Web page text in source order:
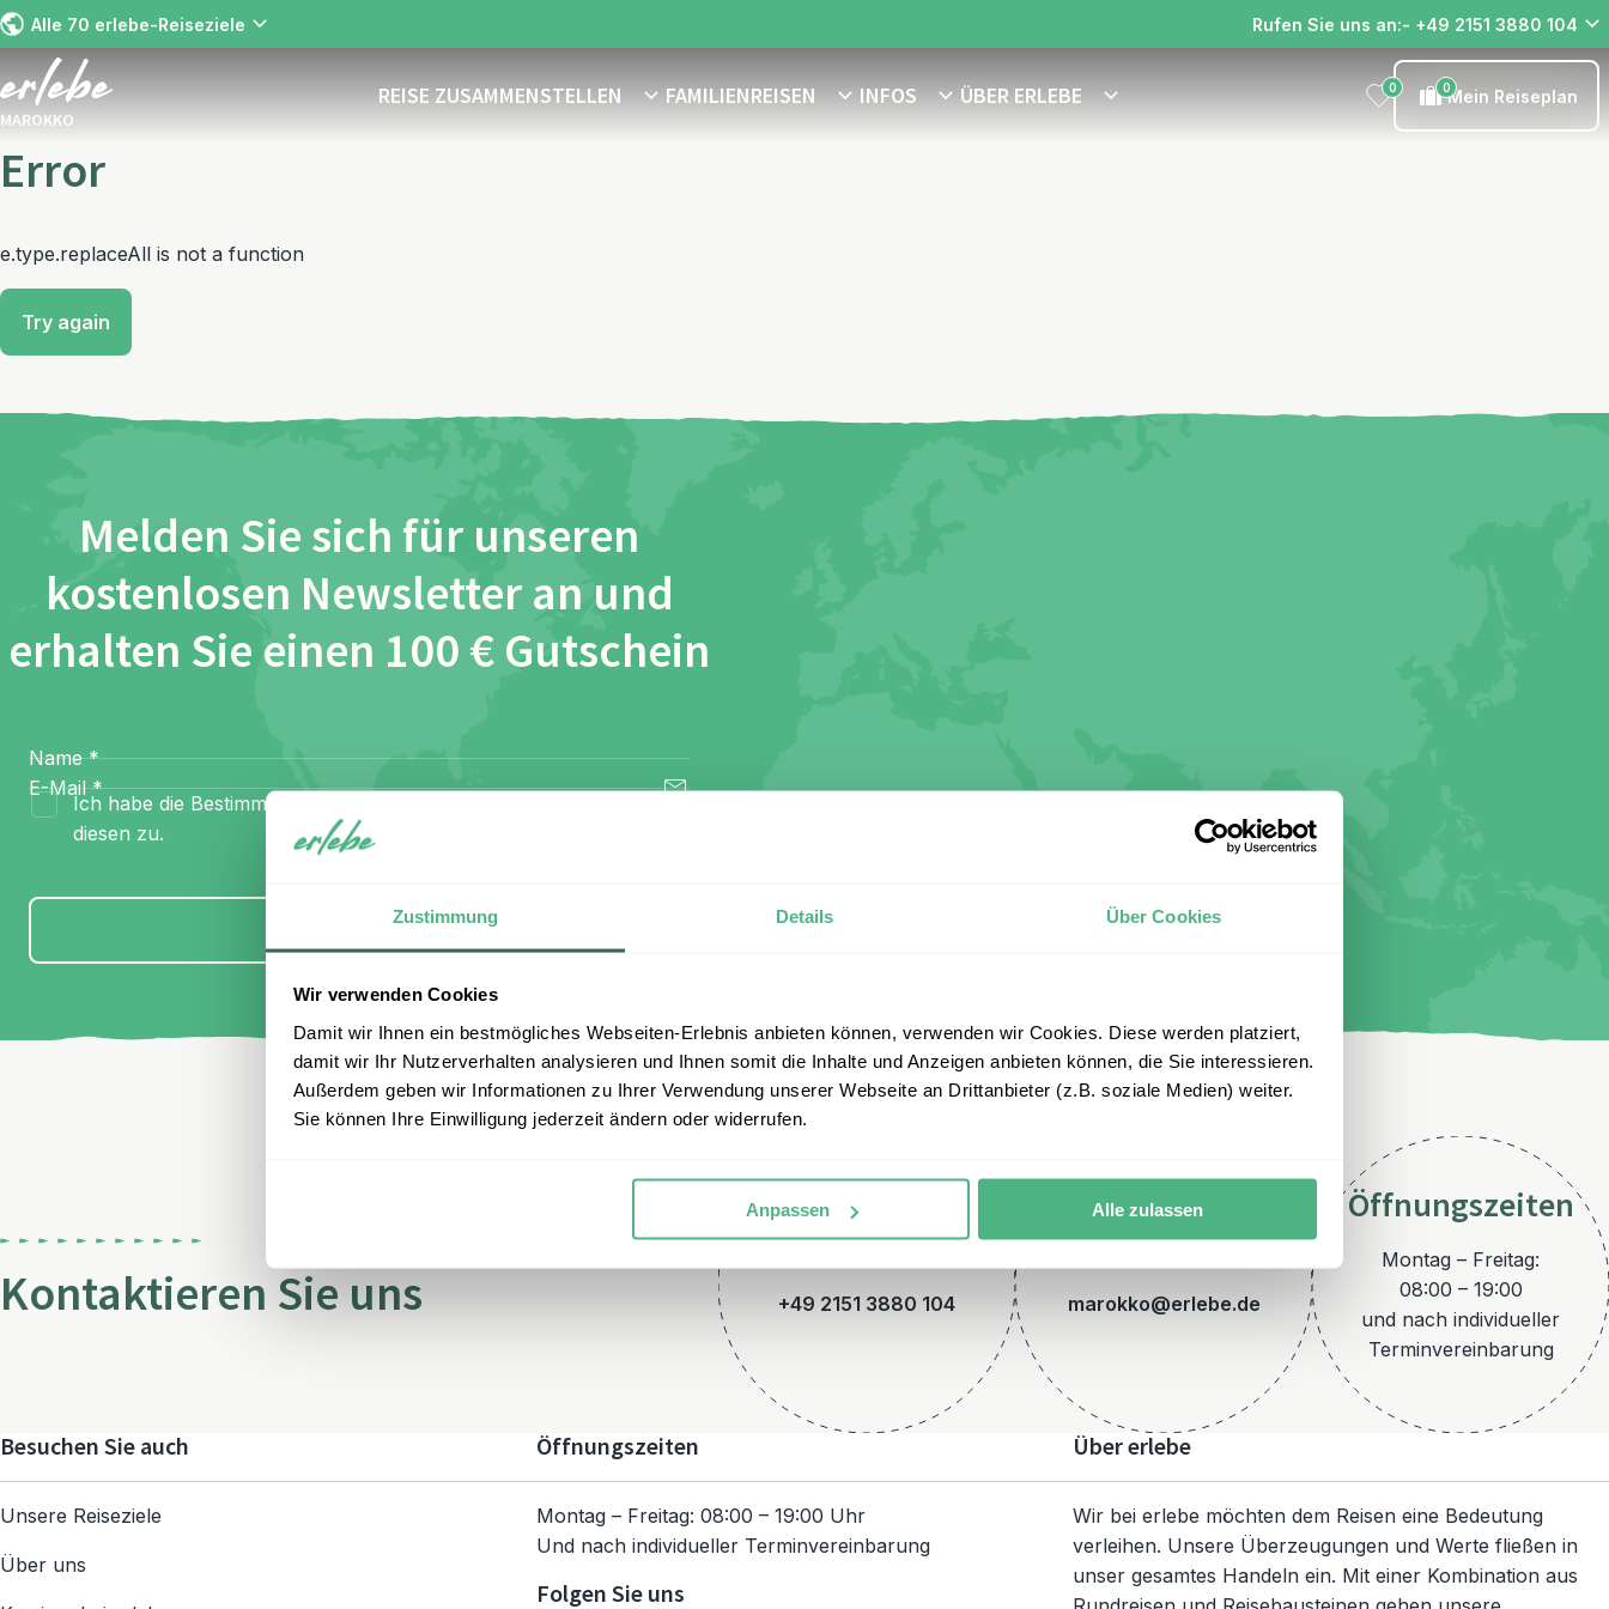
Zustimmung Details Über Cookies
Wir verwenden Cookies
Damit wir Ihnen ein bestmögliches Webseiten-Erlebnis anbieten können, verwenden wir Cookies. Diese werden platziert,
damit wir Ihr Nutzerverhalten analysieren und Ihnen somit die Inhalte und Anzeigen anbieten können, die Sie interessieren.
Außerdem geben wir Informationen zu Ihrer Verwendung unserer Webseite an Drittanbieter (z.B. soziale Medien) weiter.
Sie können Ihre Einwilligung jederzeit ändern oder widerrufen.
Anpassen Alle zulassen
Alle 70 erlebe-Reiseziele Rufen Sie uns an:- +49 2151 3880 104
MAROKKO
REISE ZUSAMMENSTELLEN FAMILIENREISEN INFOS ÜBER ERLEBE 0 0Mein Reiseplan
Error
e.type.replaceAll is not a function
Try again
Melden Sie sich für unseren
kostenlosen Newsletter an und
erhalten Sie einen 100 € Gutschein
Name *
E-Mail *
Ich habe die Bestimmungen zum
diesen zu.
Anmelden
Kontaktieren Sie uns
Telefon
+49 2151 3880 104
E-Mail
marokko@erlebe.de
Öffnungszeiten
Montag – Freitag:
08:00 – 19:00
und nach individueller
Terminvereinbarung
Besuchen Sie auch
Unsere Reiseziele
Über uns
Öffnungszeiten
Montag – Freitag: 08:00 – 19:00 Uhr
Und nach individueller Terminvereinbarung
Folgen Sie uns
Über erlebe
Wir bei erlebe möchten dem Reisen eine Bedeutung
verleihen. Unsere Überzeugungen und Werte fließen in
unser gesamtes Handeln ein. Mit einer Kombination aus